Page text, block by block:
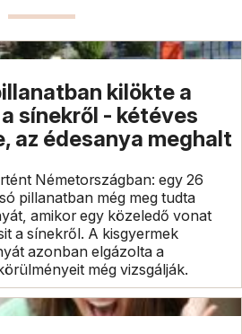
kilökte a
sínekről - kétéves
az édesanya meghalt
Németországban: egy 26
pillanatban még meg tudta
amikor egy közeledő vonat
a sínekről. A kisgyermek
azonban elgázolta a
még vizsgálják.